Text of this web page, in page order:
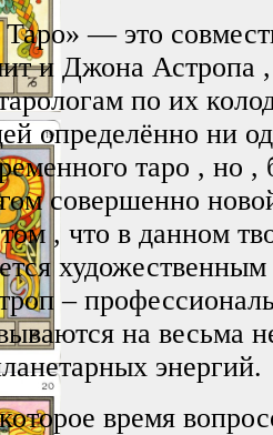
— это
и Джона Астропа
по их
определённо ни
таро , но
совершенно
, что в данном
–
на весьма
энергий.
время